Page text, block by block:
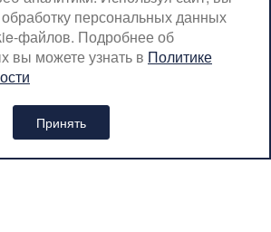
Крылатская, 10
+7 (926) 899-38-31
персональных данных
файлов. Подробнее об
вы можете узнать в Политике
Принять